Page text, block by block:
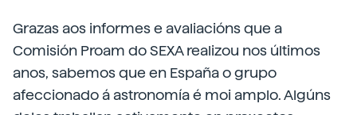
Grazas aos informes e avaliacións que a
Comisión Proam do SEXA realizou nos últimos
anos, sabemos que en España o grupo
afeccionado á astronomía é moi amplo. Algúns